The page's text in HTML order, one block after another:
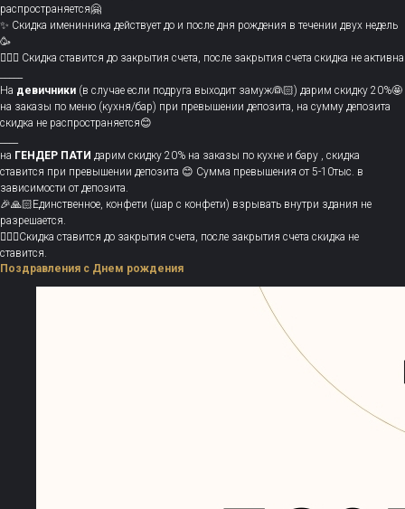
распространяется🤗
✨ Скидка именинника действует до и после дня рождения в течении двух недель
🥳
💁🏻‍♀️ Скидка ставится до закрытия счета, после закрытия счета скидка не активна
На девичники (в случае если подруга выходит замуж👰🏻) дарим скидку 20%🤩
на заказы по меню (кухня/бар) при превышении депозита, на сумму депозита
скидка не распространяется😊
на ГЕНДЕР ПАТИ дарим скидку 20% на заказы по кухне и бару , скидка
ставится при превышении депозита 😊 Сумма превышения от 5-10тыс. в
зависимости от депозита.
🎉🙏🏻Единственное, конфети (шар с конфети) взрывать внутри здания не
разрешается.
💁🏻‍♀️Скидка ставится до закрытия счета, после закрытия счета скидка не
ставится.
Поздравления с Днем рождения